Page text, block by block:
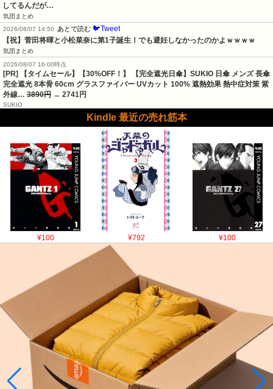
してるんだが…
気団まとめ
2026/08/07 14:50
あとで読む 🐦Tweet
【祝】菅田将暉と小松菜奈に第1子誕生！でも避妊しなかったのかよｗｗｗｗ
気団まとめ
2026/08/07 16:00時点
[PR] 【タイムセール】【30%OFF！】 【完全遮光日傘】SUKIO 日傘 メンズ 長傘
完全遮光 8本骨 60cm グラスファイバー UVカット 100% 遮熱効果 熱中症対策 紫
外線… 3890円 → 2741円
SUKIO
Kindle 最近の売れ筋本
¥100 ¥792 ¥100